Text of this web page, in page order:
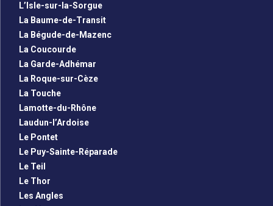
L’Isle-sur-la-Sorgue
La Baume-de-Transit
La Bégude-de-Mazenc
La Coucourde
La Garde-Adhémar
La Roque-sur-Cèze
La Touche
Lamotte-du-Rhône
Laudun-l’Ardoise
Le Pontet
Le Puy-Sainte-Réparade
Le Teil
Le Thor
Les Angles